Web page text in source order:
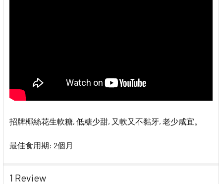
招牌椰絲花生軟糖, 低糖少甜, 又軟又不黏牙, 老少咸宜。
最佳食用期: 2個月
1 Review